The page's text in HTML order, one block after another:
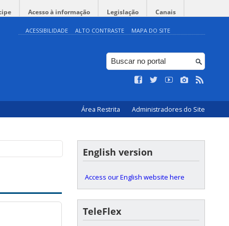
Acesso à informação Legislação Canais
ACESSIBILIDADE ALTO CONTRASTE MAPA DO SITE
Área Restrita Administradores do Site
English version
Access our English website here
TeleFlex